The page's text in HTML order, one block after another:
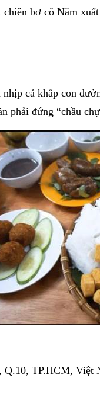
bơ cô Năm
nhịp cả khắp con
phải đứng “chầu
Q.10, TP.HCM, Việt